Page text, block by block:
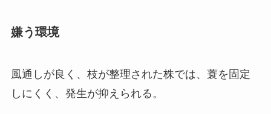
嫌う環境
風通しが良く、枝が整理された株では、蓑を固定
しにくく、発生が抑えられる。